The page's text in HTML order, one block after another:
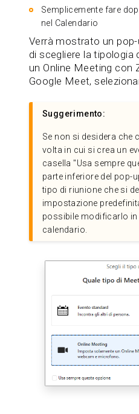
Semplicemente fare
nel Calendario
Verrà mostrato un
di scegliere la tipologia
un Online Meeting con
Google Meet,
Suggerimento:
Se non si desidera che
volta in cui si crea un
casella "Usa sempre
parte inferiore del pop-
tipo di riunione che si
impostazione
possibile modificarlo
calendario.